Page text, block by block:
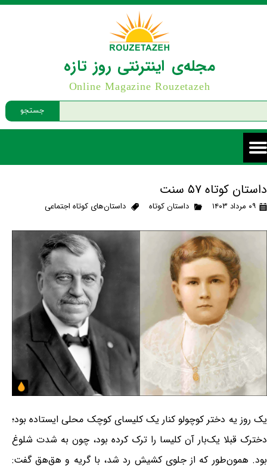
جستجو
مجله‌ی اینترنتی روز تازه
Online Magazine Rouzetazeh
داستان کوتاه ۵۷ سنت
۰۹ مرداد ۱۴۰۳ داستان کوتاه داستان‌های کوتاه اجتماعی
یک روز یه دختر کوچولو کنار یک کلیسای کوچک محلی ایستاده بود؛
دخترک قبلا یک‌بار آن کلیسا را ترک کرده بود، چون به شدت شلوغ
بود. همون‌طور که از جلوی کشیش رد شد، با گریه و هق‌هق گفت: